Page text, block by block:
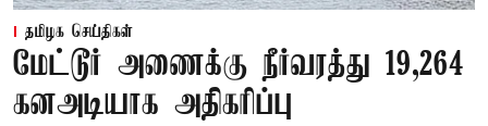
தமிழக செய்திகள்
மேட்டூர் அணைக்கு நீர்வரத்து 19,264
கனஅடியாக அதிகரிப்பு